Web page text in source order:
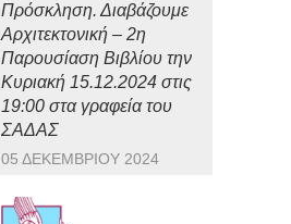
Πρόσκληση. Διαβάζουμε
Αρχιτεκτονική – 2η
Παρουσίαση Βιβλίου την
Κυριακή 15.12.2024 στις
19:00 στα γραφεία του
ΣΑΔΑΣ
05 ΔΕΚΕΜΒΡΊΟΥ 2024